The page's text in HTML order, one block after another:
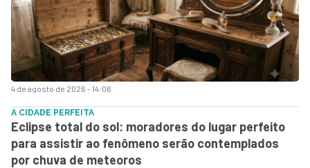
4 de agosto de 2026 - 14:06
A CIDADE PERFEITA
Eclipse total do sol: moradores do lugar perfeito
para assistir ao fenômeno serão contemplados
por chuva de meteoros